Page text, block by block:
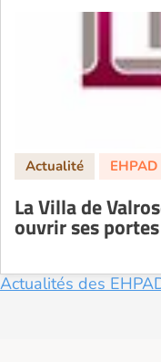
La Villa de
ouvrir ses portes
Actualités des